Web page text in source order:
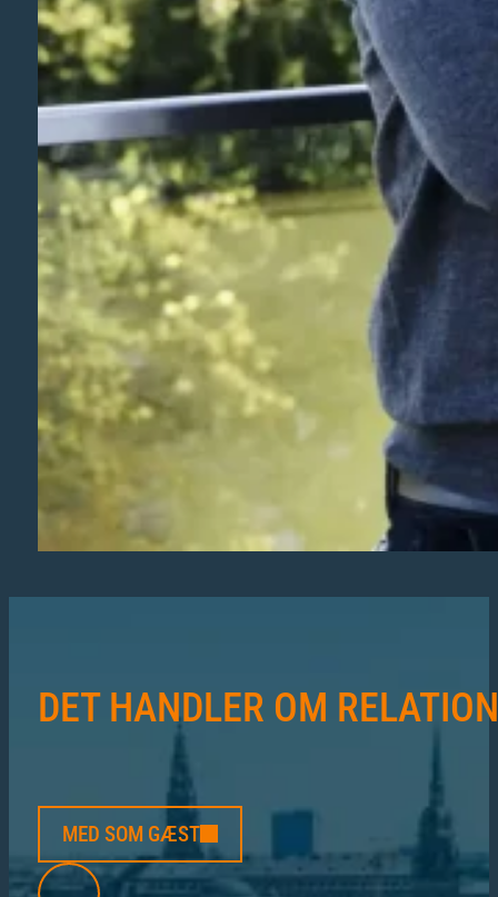
DET HANDLER OM
MED SOM GÆST